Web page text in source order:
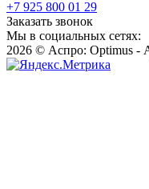
+7 925 800 01 29
Заказать звонок
Мы в социальных сетях:
2026 © Аспро: Optimus -